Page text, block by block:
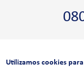
Utilizamos cookies